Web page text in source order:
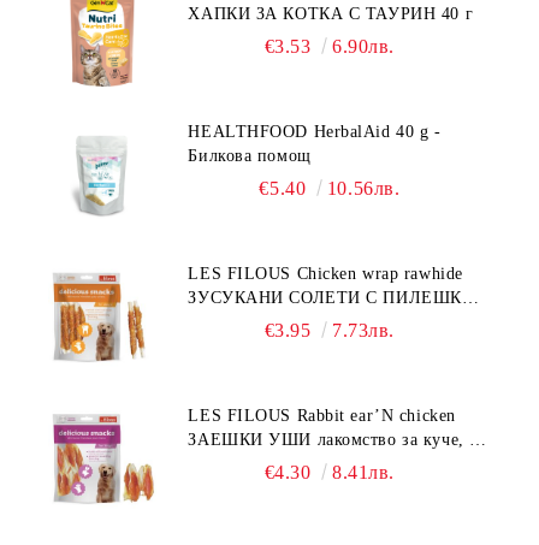
ХАПКИ ЗА КОТКА С ТАУРИН 40 г
€3.53 6.90лв.
HEALTHFOOD HerbalAid 40 g -
Билкова помощ
€5.40 10.56лв.
LES FILOUS Chicken wrap rawhide
ЗУСУКАНИ СОЛЕТИ С ПИЛЕШКО,
лакомство за куче, 100 г
€3.95 7.73лв.
LES FILOUS Rabbit ear’N chicken
ЗАЕШКИ УШИ лакомство за куче, 50
€4.30 8.41лв.